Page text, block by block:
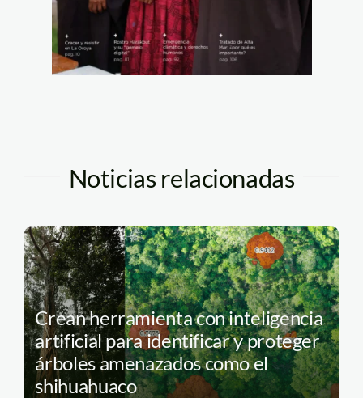
Noticias relacionadas
Crean herramienta con inteligencia
artificial para identificar y proteger
árboles amenazados como el
shihuahuaco